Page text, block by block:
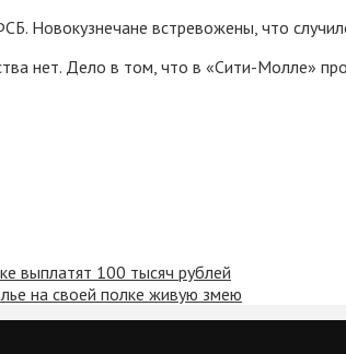
Новокузнечане встревожены, что
нет. Дело в том, что в «Сити-Молле»
выплатят 100 тысяч рублей
на своей полке живую змею